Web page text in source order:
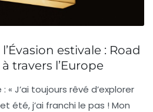
estivale : Road
travers l’Europe
« J’ai toujours rêvé d’explorer
été, j’ai franchi le pas ! Mon